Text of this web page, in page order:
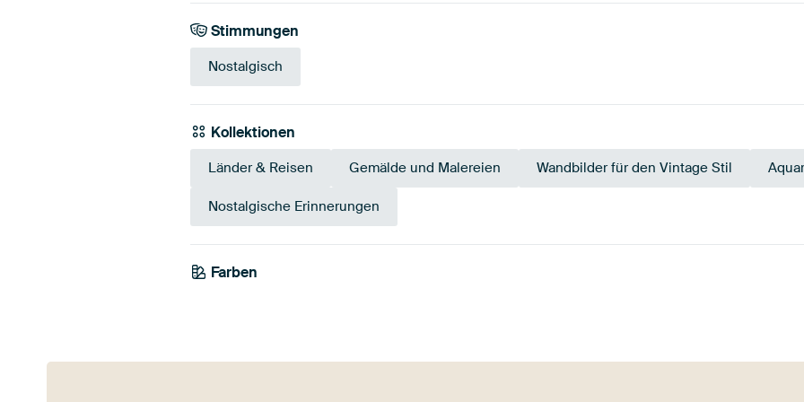
Stimmungen
Nostalgisch
Kollektionen
Länder & Reisen Gemälde und Malereien Wandbilder für den Vintage Stil
Nostalgische Erinnerungen
Farben
Beige